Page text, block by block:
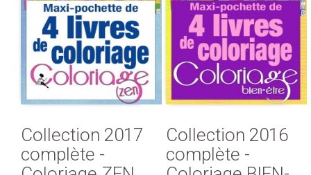
Collection 2017
complète -
Collection 2016
complète -